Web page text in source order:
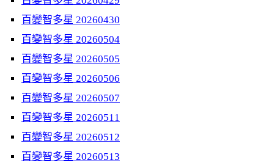
百變智多星 20260430
百變智多星 20260504
百變智多星 20260505
百變智多星 20260506
百變智多星 20260507
百變智多星 20260511
百變智多星 20260512
百變智多星 20260513